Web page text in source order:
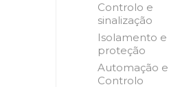
Controlo e
sinalização
Isolamento e
proteção
Automação e
Controlo